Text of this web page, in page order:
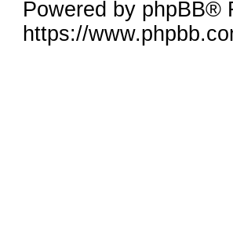
Powered by phpBB®
https://